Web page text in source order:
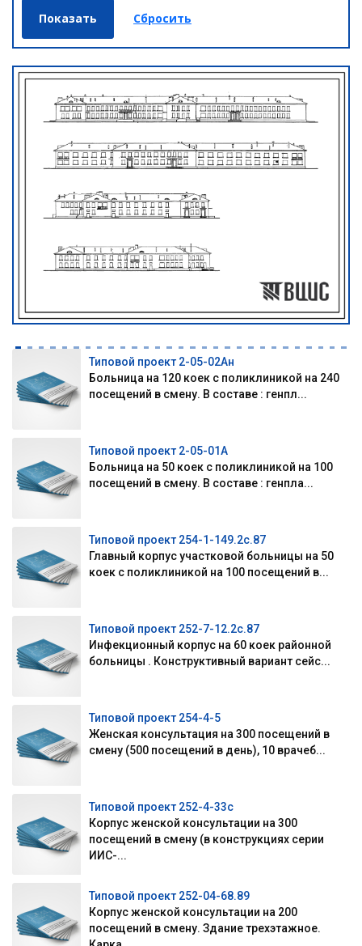
Типовой проект 2-05-02Ан
Больница на 120 коек с поликлиникой на 240
посещений в смену. В составе : генпл...
Типовой проект 2-05-01А
Больница на 50 коек с поликлиникой на 100
посещений в смену. В составе : генпла...
Типовой проект 254-1-149.2с.87
Главный корпус участковой больницы на 50
коек с поликлиникой на 100 посещений в...
Типовой проект 252-7-12.2с.87
Инфекционный корпус на 60 коек районной
больницы . Конструктивный вариант сейс...
Типовой проект 254-4-5
Женская консультация на 300 посещений в
смену (500 посещений в день), 10 врачеб...
Типовой проект 252-4-33с
Корпус женской консультации на 300
посещений в смену (в конструкциях серии
ИИС-...
Типовой проект 252-04-68.89
Корпус женской консультации на 200
посещений в смену. Здание трехэтажное.